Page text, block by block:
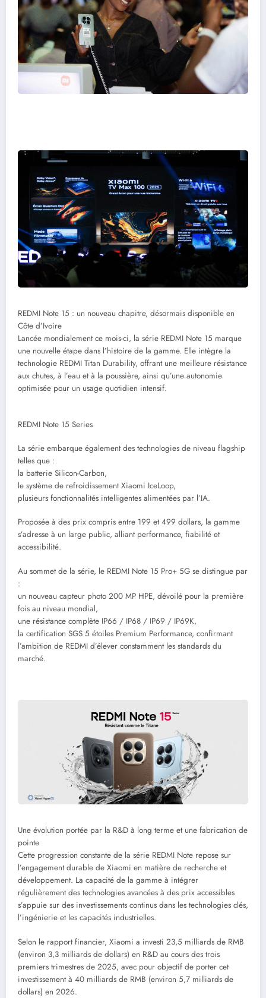
REDMI Note 15 : un nouveau chapitre, désormais disponible en
Côte d’Ivoire
Lancée mondialement ce mois-ci, la série REDMI Note 15 marque
une nouvelle étape dans l’histoire de la gamme. Elle intègre la
technologie REDMI Titan Durability, offrant une meilleure résistance
aux chutes, à l’eau et à la poussière, ainsi qu’une autonomie
optimisée pour un usage quotidien intensif.
REDMI Note 15 Series
La série embarque également des technologies de niveau flagship
telles que :
la batterie Silicon-Carbon,
le système de refroidissement Xiaomi IceLoop,
plusieurs fonctionnalités intelligentes alimentées par l’IA.
Proposée à des prix compris entre 199 et 499 dollars, la gamme
s’adresse à un large public, alliant performance, fiabilité et
accessibilité.
Au sommet de la série, le REDMI Note 15 Pro+ 5G se distingue par
:
un nouveau capteur photo 200 MP HPE, dévoilé pour la première
fois au niveau mondial,
une résistance complète IP66 / IP68 / IP69 / IP69K,
la certification SGS 5 étoiles Premium Performance, confirmant
l’ambition de REDMI d’élever constamment les standards du
marché.
Une évolution portée par la R&D à long terme et une fabrication de
pointe
Cette progression constante de la série REDMI Note repose sur
l’engagement durable de Xiaomi en matière de recherche et
développement. La capacité de la gamme à intégrer
régulièrement des technologies avancées à des prix accessibles
s’appuie sur des investissements continus dans les technologies clés,
l’ingénierie et les capacités industrielles.
Selon le rapport financier, Xiaomi a investi 23,5 milliards de RMB
(environ 3,3 milliards de dollars) en R&D au cours des trois
premiers trimestres de 2025, avec pour objectif de porter cet
investissement à 40 milliards de RMB (environ 5,7 milliards de
dollars) en 2026.